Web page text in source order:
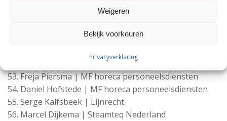
Weigeren
Bekijk voorkeuren
Privacyverklaring
Roberto Santanera | Santanera.nl
Gert Nieboer | Bourguignon lease
Freja Piersma | MF horeca personeelsdiensten
Daniel Hofstede | MF horeca personeelsdiensten
Serge Kalfsbeek | Lijnrecht
Marcel Dijkema | Steamteq Nederland